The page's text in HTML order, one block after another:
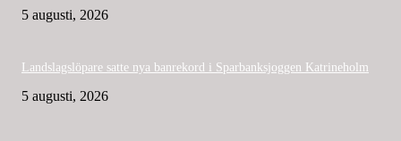
5 augusti, 2026
Landslagslöpare satte nya banrekord i Sparbanksjoggen Katrineholm
5 augusti, 2026